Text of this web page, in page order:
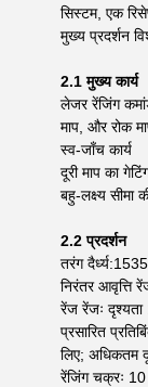
सिस्टम, एक
मुख्य प्रदर्शन
2.1 मुख्य कार्य
लेजर रेंजिंग
माप, और रोक
स्व-जाँच कार्य
दूरी माप का
बहु-लक्ष्य सीमा
2.2 प्रदर्शन
तरंग
निरंतर आवृत्ति
रेंज रेंजः दृश्यता
प्रसारित
लिए; अधिकतम
रेंजिंग चक्रः